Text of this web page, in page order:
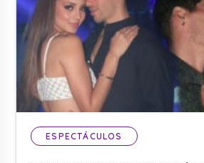
ESPECTÁCULOS